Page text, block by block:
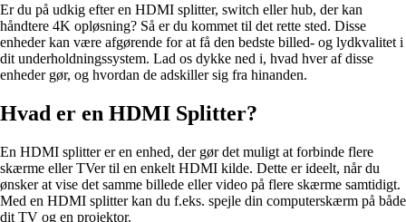
Er du på udkig efter en HDMI splitter, switch eller hub, der kan
håndtere 4K opløsning? Så er du kommet til det rette sted. Disse
enheder kan være afgørende for at få den bedste billed- og lydkvalitet i
dit underholdningssystem. Lad os dykke ned i, hvad hver af disse
enheder gør, og hvordan de adskiller sig fra hinanden.
Hvad er en HDMI Splitter?
En HDMI splitter er en enhed, der gør det muligt at forbinde flere
skærme eller TVer til en enkelt HDMI kilde. Dette er ideelt, når du
ønsker at vise det samme billede eller video på flere skærme samtidigt.
Med en HDMI splitter kan du f.eks. spejle din computerskærm på både
dit TV og en projektor.